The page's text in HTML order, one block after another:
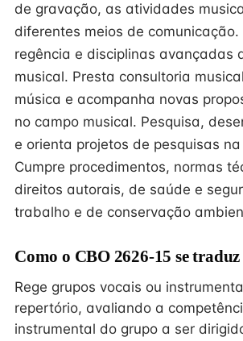
de gravação, as atividades
diferentes meios de comunicação.
regência e disciplinas avançadas
musical. Presta consultoria
música e acompanha novas
no campo musical. Pesquisa,
e orienta projetos de pesquisas
Cumpre procedimentos, normas
direitos autorais, de saúde e
trabalho e de conservação
Como o CBO 2626-15 se
Rege grupos vocais ou
repertório, avaliando a
instrumental do grupo a ser